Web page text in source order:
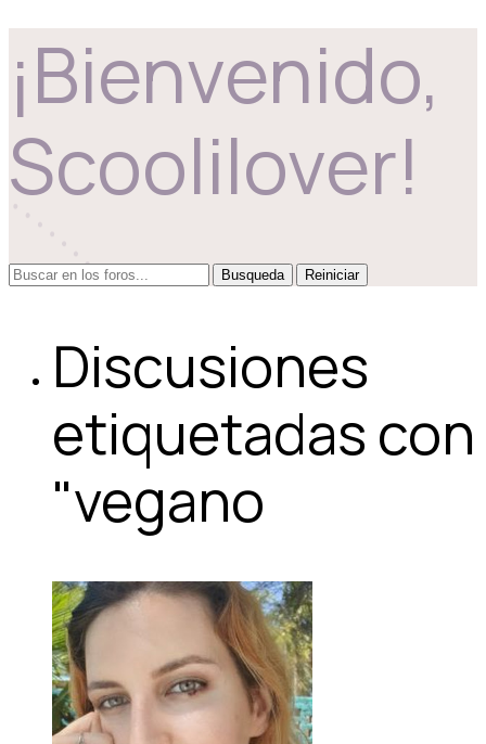
¡Bienvenido,
Scoolilover!
Reiniciar
Discusiones
etiquetadas con
"vegano